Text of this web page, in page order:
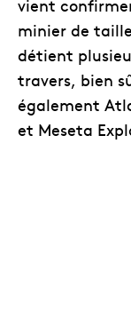
vient
minier de
détient
travers, bien
également
et Meseta